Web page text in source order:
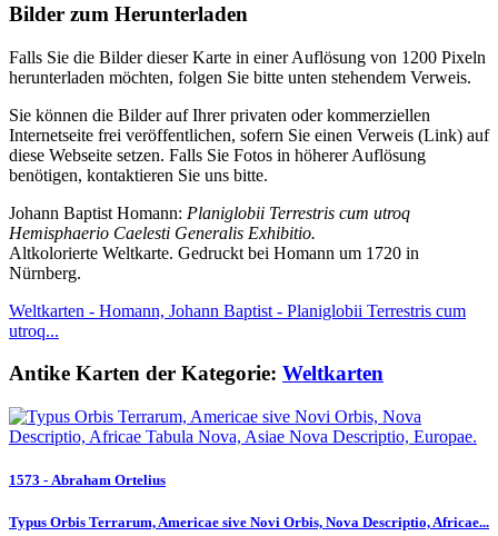
Bilder zum Herunterladen
Falls Sie die Bilder dieser Karte in einer Auflösung von 1200 Pixeln
herunterladen möchten, folgen Sie bitte unten stehendem Verweis.
Sie können die Bilder auf Ihrer privaten oder kommerziellen
Internetseite frei veröffentlichen, sofern Sie einen Verweis (Link) auf
diese Webseite setzen. Falls Sie Fotos in höherer Auflösung
benötigen, kontaktieren Sie uns bitte.
Johann Baptist Homann: Planiglobii Terrestris cum utroq
Hemisphaerio Caelesti Generalis Exhibitio.
Altkolorierte Weltkarte. Gedruckt bei Homann um 1720 in
Nürnberg.
Weltkarten - Homann, Johann Baptist - Planiglobii Terrestris cum
utroq...
Antike Karten der Kategorie: Weltkarten
1573 - Abraham Ortelius
Typus Orbis Terrarum, Americae sive Novi Orbis, Nova Descriptio, Africae...